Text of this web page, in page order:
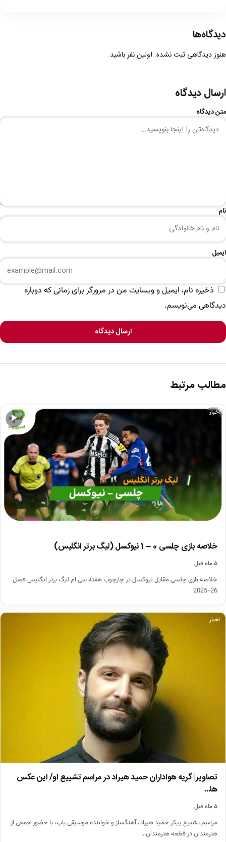
دیدگاه‌ها
هنوز دیدگاهی ثبت نشده. اولین نفر باشید.
ارسال دیدگاه
متن دیدگاه
نام
ایمیل
ذخیره نام، ایمیل و وبسایت من در مرورگر برای زمانی که دوباره
دیدگاهی می‌نویسم.
ارسال دیدگاه
مطالب مرتبط
▶
اخبار
خلاصه بازی چلسی 0 – 1 نیوکسل (لیگ برتر انگلیس)
۵ ماه قبل
خلاصه بازی چلسی مقابل نیوکسل در چارچوب هفته سی ام لیگ برتر انگلیس فصل
26-2025
اخبار
تصاویر| گریه هواداران حمید هیراد در مراسم تشییع او/ این عکس
ها…
۵ ماه قبل
مراسم تشییع پیکر حمید هیراد، آهنگساز و خواننده موسیقی پاپ، با حضور جمعی از
هنرمندان در قطعه هنرمندان…